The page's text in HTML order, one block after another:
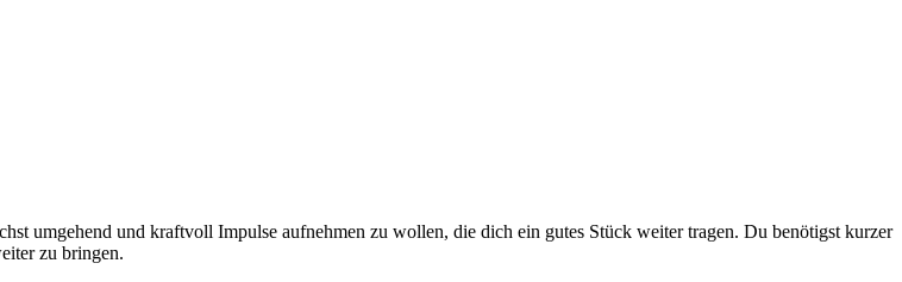
umgehend und kraftvoll Impulse aufnehmen zu wollen, die dich ein gutes Stück weiter tragen. Du benötigst kurzer
zu bringen.